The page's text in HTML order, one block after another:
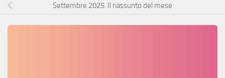
Settembre 2025. Il riassunto del mese